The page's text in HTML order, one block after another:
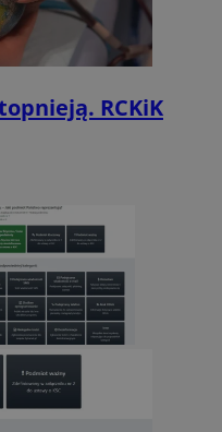
RCKiK